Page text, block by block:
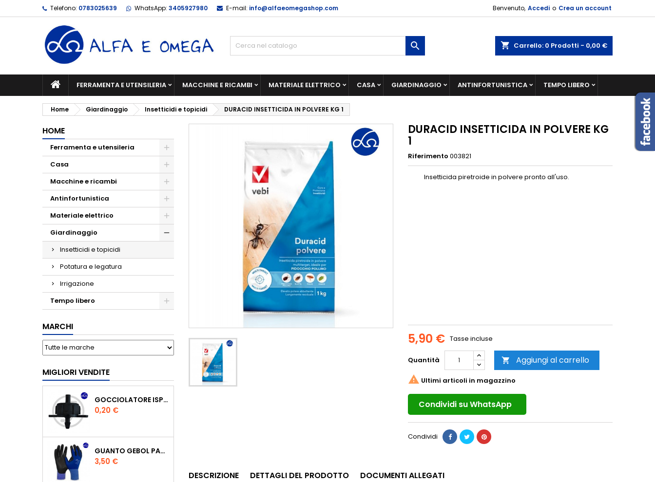
Telefono: 0783025639 WhatsApp: 3405927980 E-mail: info@alfaeomegashop.com Benvenuto, Accedi o Crea un account
shopping_cart Carrello: 0 Prodotti - 0,00 €

FERRAMENTA E UTENSILERIA MACCHINE E RICAMBI MATERIALE ELETTRICO CASA GIARDINAGGIO ANTINFORTUNISTICA TEMPO LIBERO
Home Giardinaggio Insetticidi e topicidi DURACID INSETTICIDA IN POLVERE KG 1
HOME
Ferramenta e utensileria
Casa
Macchine e ricambi
Antinfortunistica
Materiale elettrico
Giardinaggio
Insetticidi e topicidi
Potatura e legatura
Irrigazione
Tempo libero
MARCHI
MIGLIORI VENDITE
GOCCIOLATORE ISPEZIONABILE 4 L/H
Prezzo
0,20 €
GUANTO GEBOL PACIFIC - TG.10 709553 -
Prezzo
3,50 €
DURACID INSETTICIDA IN POLVERE KG
1
Riferimento 003821
Insetticida piretroide in polvere pronto all'uso.
5,90 € Tasse incluse
Quantità  Aggiungi al carrello
 Ultimi articoli in magazzino
Condividi su WhatsApp
Condividi
DESCRIZIONE DETTAGLI DEL PRODOTTO DOCUMENTI ALLEGATI